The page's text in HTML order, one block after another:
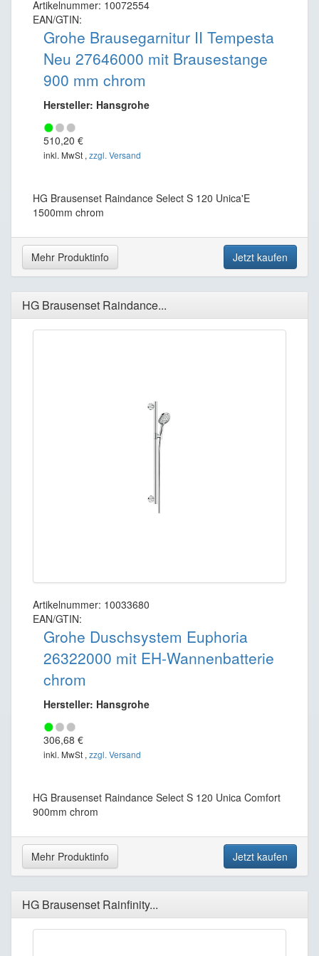
Artikelnummer: 10072554
EAN/GTIN:
Grohe Brausegarnitur II Tempesta
Neu 27646000 mit Brausestange
900 mm chrom
Hersteller: Hansgrohe
510,20 €
inkl. MwSt , zzgl. Versand
HG Brausenset Raindance Select S 120 Unica'E
1500mm chrom
Mehr Produktinfo Jetzt kaufen
HG Brausenset Raindance...
Artikelnummer: 10033680
EAN/GTIN:
Grohe Duschsystem Euphoria
26322000 mit EH-Wannenbatterie
chrom
Hersteller: Hansgrohe
306,68 €
inkl. MwSt , zzgl. Versand
HG Brausenset Raindance Select S 120 Unica Comfort
900mm chrom
Mehr Produktinfo Jetzt kaufen
HG Brausenset Rainfinity...